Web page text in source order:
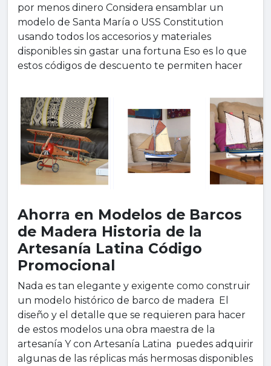
por menos dinero Considera ensamblar un
modelo de Santa María o USS Constitution
usando todos los accesorios y materiales
disponibles sin gastar una fortuna Eso es lo que
estos códigos de descuento te permiten hacer
Ahorra en Modelos de Barcos
de Madera Historia de la
Artesanía Latina Código
Promocional
Nada es tan elegante y exigente como construir
un modelo histórico de barco de madera El
diseño y el detalle que se requieren para hacer
de estos modelos una obra maestra de la
artesanía Y con Artesanía Latina puedes adquirir
algunas de las réplicas más hermosas disponibles